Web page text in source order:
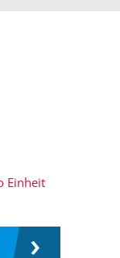
Einheit